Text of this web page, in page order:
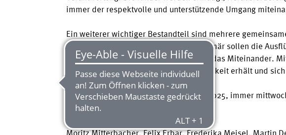
immer der respektvolle und unterstützende Umgang
Ein weiterer wichtiger Bestandteil sind mehrere
Kletterumgebungen vertiefen kann – primär sollen die
technischen Fertigkeiten, sondern auch das Miteinander.
jede und jeder ausreichend Aufmerksamkeit erhält und
Unser Training findet ab Mitte Oktober 2025, immer